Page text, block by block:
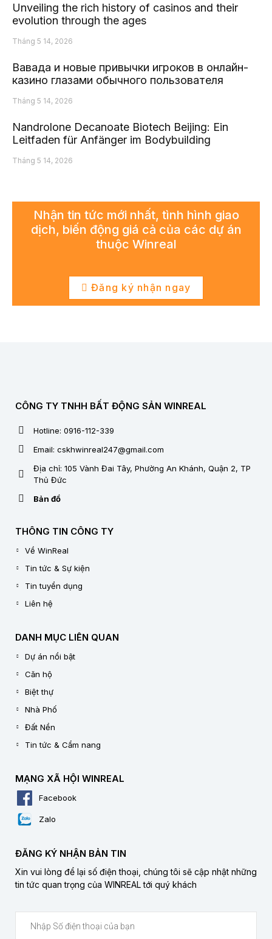
Unveiling the rich history of casinos and their
evolution through the ages
Tháng 5 14, 2026
Вавада и новые привычки игроков в онлайн-
казино глазами обычного пользователя
Tháng 5 14, 2026
Nandrolone Decanoate Biotech Beijing: Ein
Leitfaden für Anfänger im Bodybuilding
Tháng 5 14, 2026
Nhận tin tức mới nhất, tình hình giao
dịch, biến động giá cả của các dự án
thuộc Winreal
Đăng ký nhận ngay
CÔNG TY TNHH BẤT ĐỘNG SẢN WINREAL
Hotline: 0916-112-339
Email: cskhwinreal247@gmail.com
Địa chỉ: 105 Vành Đai Tây, Phường An Khánh, Quận 2, TP
Thủ Đức
Bản đồ
THÔNG TIN CÔNG TY
Về WinReal
Tin tức & Sự kiện
Tin tuyển dụng
Liên hệ
DANH MỤC LIÊN QUAN
Dự án nổi bật
Căn hộ
Biệt thự
Nhà Phố
Đất Nền
Tin tức & Cẩm nang
MẠNG XÃ HỘI WINREAL
Facebook
Zalo
ĐĂNG KÝ NHẬN BẢN TIN
Xin vui lòng để lại số điện thoại, chúng tôi sẽ cập nhật những
tin tức quan trọng của WINREAL tới quý khách